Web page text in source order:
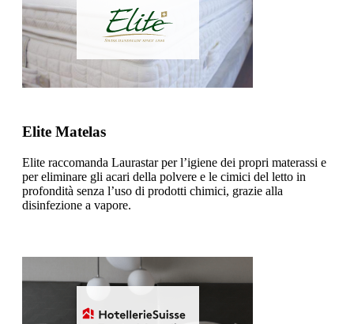
Elite Matelas
Elite raccomanda Laurastar per l’igiene dei propri materassi e
per eliminare gli acari della polvere e le cimici del letto in
profondità senza l’uso di prodotti chimici, grazie alla
disinfezione a vapore.